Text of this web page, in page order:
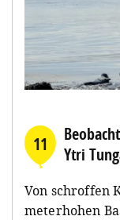
11
Ytri
Von schroffen
meterhohen